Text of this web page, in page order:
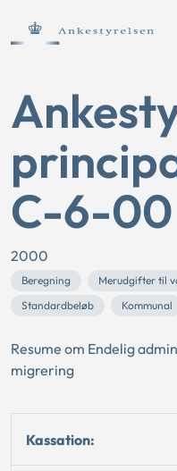
C-6-00
2000
Beregning Merudgifter til
Standardbeløb
Kommunal
Resume om Endelig
migrering
Kassation: